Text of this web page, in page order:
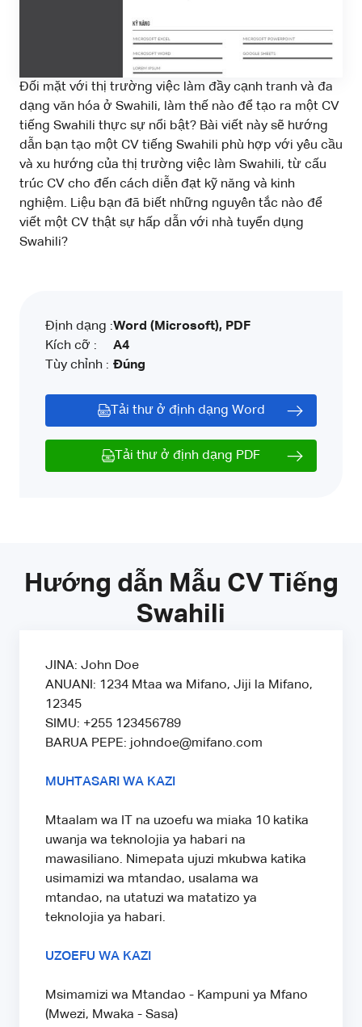
Đối mặt với thị trường việc làm đầy cạnh tranh và đa
dạng văn hóa ở Swahili, làm thế nào để tạo ra một CV
tiếng Swahili thực sự nổi bật? Bài viết này sẽ hướng
dẫn bạn tạo một CV tiếng Swahili phù hợp với yêu cầu
và xu hướng của thị trường việc làm Swahili, từ cấu
trúc CV cho đến cách diễn đạt kỹ năng và kinh
nghiệm. Liệu bạn đã biết những nguyên tắc nào để
viết một CV thật sự hấp dẫn với nhà tuyển dụng
Swahili?
Định dạng :
Kích cỡ :
Tùy chỉnh :
Word (Microsoft), PDF
A4
Đúng
Tải thư ở định dạng Word
Tải thư ở định dạng PDF
Hướng dẫn Mẫu CV Tiếng
Swahili
JINA: John Doe
ANUANI: 1234 Mtaa wa Mifano, Jiji la Mifano,
12345
SIMU: +255 123456789
BARUA PEPE: johndoe@mifano.com
MUHTASARI WA KAZI
Mtaalam wa IT na uzoefu wa miaka 10 katika
uwanja wa teknolojia ya habari na
mawasiliano. Nimepata ujuzi mkubwa katika
usimamizi wa mtandao, usalama wa
mtandao, na utatuzi wa matatizo ya
teknolojia ya habari.
UZOEFU WA KAZI
Msimamizi wa Mtandao - Kampuni ya Mfano
(Mwezi, Mwaka - Sasa)